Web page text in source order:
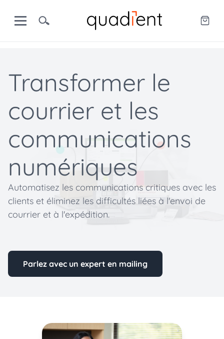
Transformer le
courrier et les
communications
numériques
Automatisez les communications critiques avec les
clients et éliminez les difficultés liées à l'envoi de
courrier et à l'expédition.
Parlez avec un expert en mailing